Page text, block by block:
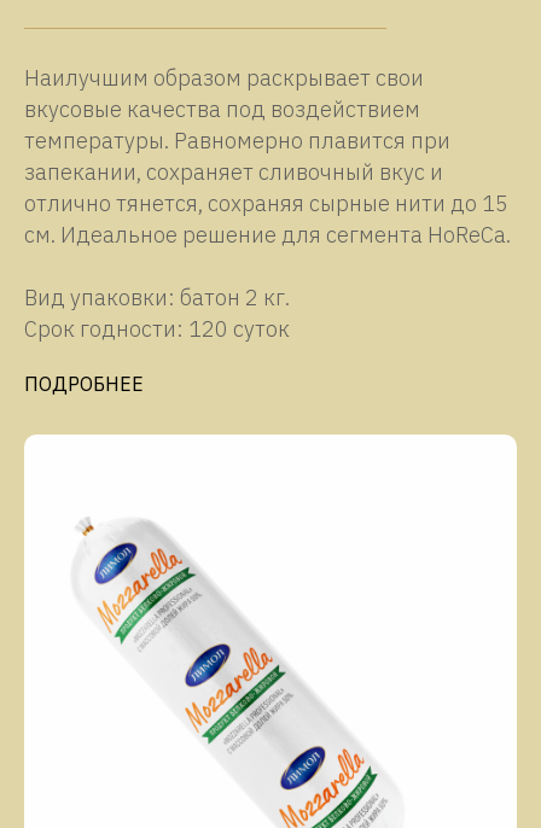
Наилучшим образом раскрывает свои
вкусовые качества под воздействием
температуры. Равномерно плавится при
запекании, сохраняет сливочный вкус и
отлично тянется, сохраняя сырные нити до 15
см. Идеальное решение для сегмента HoReCa.
Вид упаковки: батон 2 кг.
Срок годности: 120 суток
ПОДРОБНЕЕ